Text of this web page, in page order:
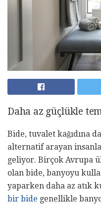
Daha az güçlükle
Bide, tuvalet kağıdına
alternatif arayan
geliyor. Birçok Avrupa
olan bide, banyoyu
yaparken daha az atık
bir bide genellikle